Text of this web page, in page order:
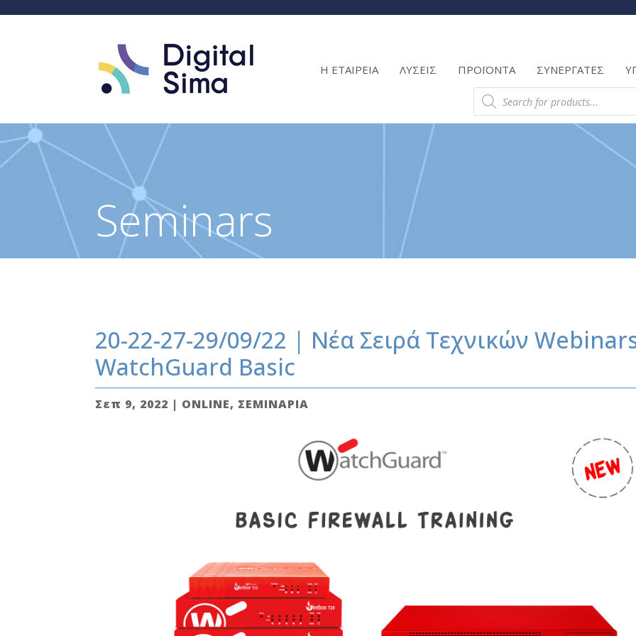
Η ΕΤΑΙΡΕΙΑ ΛΥΣΕΙΣ ΠΡΟΪΟΝΤΑ ΣΥΝΕΡΓΑΤΕΣ
Products
search
Products
Seminars
20-22-27-29/09/22 | Νέα Σειρά Τεχνικών
WatchGuard Basic
Σεπ 9, 2022 | ONLINE, ΣΕΜΙΝΑΡΙΑ